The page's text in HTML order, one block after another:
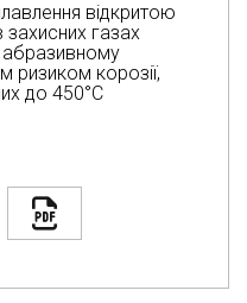
відкритою
газах
ризиком корозії,
до 450°С